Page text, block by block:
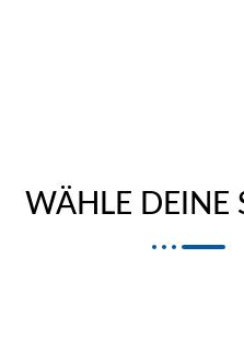
WÄHLE DEINE